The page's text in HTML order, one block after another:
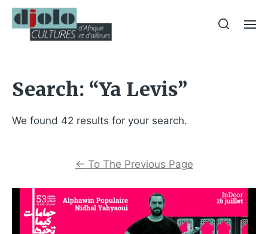
Search: “Ya Levis”
We found 42 results for your search.
← To The Previous Page